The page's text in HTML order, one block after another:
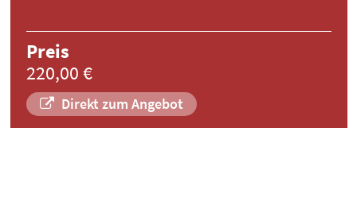
Preis
220,00 €
Direkt zum Angebot